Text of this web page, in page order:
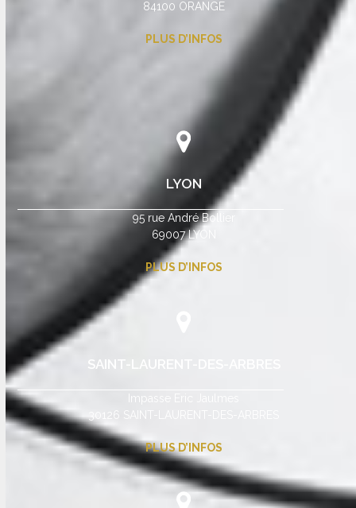
84100 ORANGE
PLUS D’INFOS
LYON
95 rue André Bollier
69007 LYON
PLUS D’INFOS
SAINT-LAURENT-DES-ARBRES
Impasse Eric Jaulmes
30126 SAINT-LAURENT-DES-ARBRES
PLUS D’INFOS